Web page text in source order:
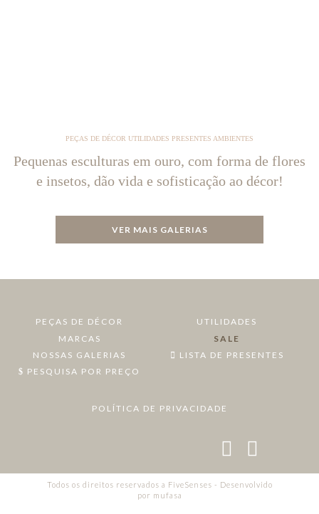
PEÇAS DE DÉCOR UTILIDADES PRESENTES AMBIENTES
Pequenas esculturas em ouro, com forma de flores
e insetos, dão vida e sofisticação ao décor!
VER MAIS GALERIAS
PEÇAS DE DÉCOR
UTILIDADES
MARCAS
SALE
NOSSAS GALERIAS
LISTA DE PRESENTES
PESQUISA POR PREÇO
POLÍTICA DE PRIVACIDADE
Todos os direitos reservados a FiveSenses - Desenvolvido
por mufasa